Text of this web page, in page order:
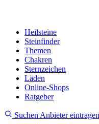
Heilsteine
Steinfinder
Themen
Chakren
Sternzeichen
Läden
Online-Shops
Ratgeber
Suchen Anbieter eintragen